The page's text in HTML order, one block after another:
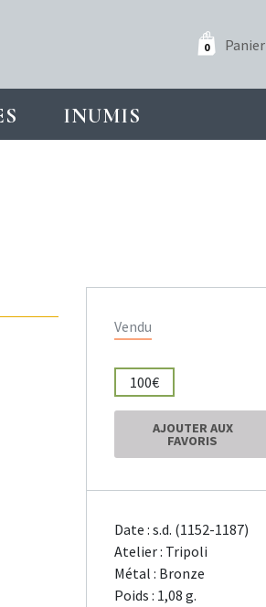
0 Panier
INUMIS
Vendu
100€
AJOUTER AUX
FAVORIS
Date : s.d. (1152-1187)
Atelier : Tripoli
Métal : Bronze
Poids : 1,08 g.